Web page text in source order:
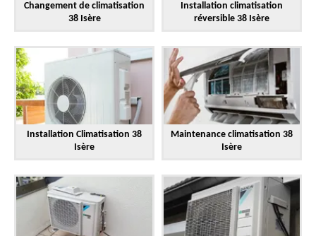
Changement de climatisation
38 Isère
Installation climatisation
réversible 38 Isère
Installation Climatisation 38
Isère
Maintenance climatisation 38
Isère